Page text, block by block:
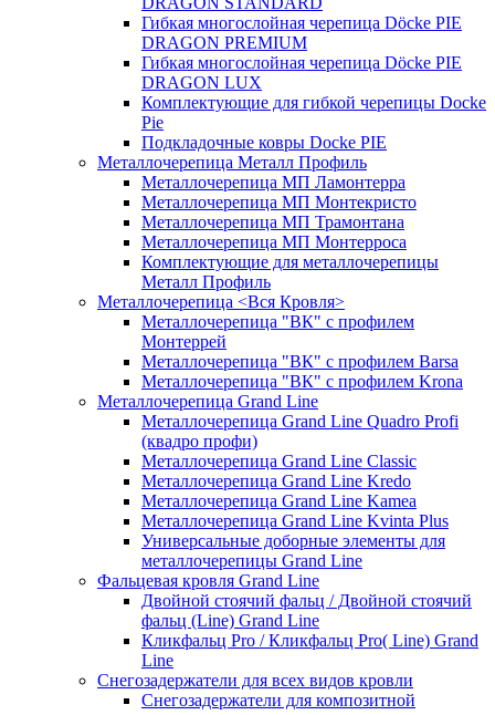
Гибкая многослойная черепица Döcke PIE
DRAGON PREMIUM
Гибкая многослойная черепица Döcke PIE
DRAGON LUX
Комплектующие для гибкой черепицы Docke
Pie
Подкладочные ковры Docke PIE
Металлочерепица Металл Профиль
Металлочерепица МП Ламонтерра
Металлочерепица МП Монтекристо
Металлочерепица МП Трамонтана
Металлочерепица МП Монтерроса
Комплектующие для металлочерепицы
Металл Профиль
Металлочерепица <Вся Кровля>
Металлочерепица "ВК" с профилем
Монтеррей
Металлочерепица "ВК" с профилем Barsa
Металлочерепица "ВК" с профилем Krona
Металлочерепица Grand Line
Металлочерепица Grand Line Quadro Profi
(квадро профи)
Металлочерепица Grand Line Classic
Металлочерепица Grand Line Kredo
Металлочерепица Grand Line Kamea
Металлочерепица Grand Line Kvinta Plus
Универсальные доборные элементы для
металлочерепицы Grand Line
Фальцевая кровля Grand Line
Двойной стоячий фальц / Двойной стоячий
фальц (Line) Grand Line
Кликфальц Pro / Кликфальц Pro( Line) Grand
Line
Снегозадержатели для всех видов кровли
Снегозадержатели для композитной